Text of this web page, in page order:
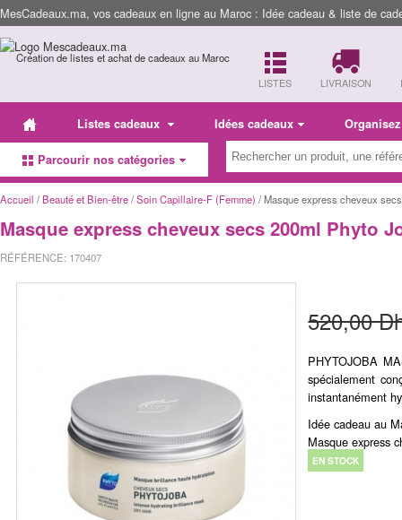
MesCadeaux.ma, vos cadeaux en ligne au Maroc : Idée cadeau & liste de
Création de listes et achat de cadeaux au Maroc
LISTES LIVRAISON
Listes cadeaux Idées cadeaux
Parcourir nos catégories
Accueil /Beauté et Bien-être/Soin Capillaire-F (Femme) / Masque express cheveux
Masque express cheveux secs 200ml Phyto
RÉFÉRENCE: 170407
520,00
PHYTOJOBA
spécialement
instantanément
Idée cadeau au
Masque express
EN STOCK